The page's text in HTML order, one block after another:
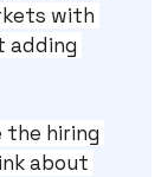
with
adding
the hiring
about